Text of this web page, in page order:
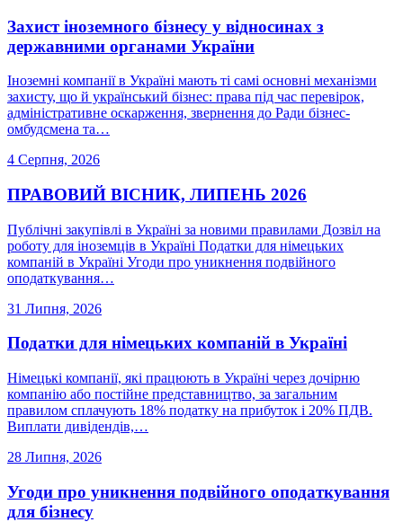
Захист іноземного бізнесу у відносинах з
державними органами України
Іноземні компанії в Україні мають ті самі основні механізми
захисту, що й український бізнес: права під час перевірок,
адміністративне оскарження, звернення до Ради бізнес-
омбудсмена та…
4 Серпня, 2026
ПРАВОВИЙ ВІСНИК, ЛИПЕНЬ 2026
Публічні закупівлі в Україні за новими правилами Дозвіл на
роботу для іноземців в Україні Податки для німецьких
компаній в Україні Угоди про уникнення подвійного
оподаткування…
31 Липня, 2026
Податки для німецьких компаній в Україні
Німецькі компанії, які працюють в Україні через дочірню
компанію або постійне представництво, за загальним
правилом сплачують 18% податку на прибуток і 20% ПДВ.
Виплати дивідендів,…
28 Липня, 2026
Угоди про уникнення подвійного оподаткування
для бізнесу